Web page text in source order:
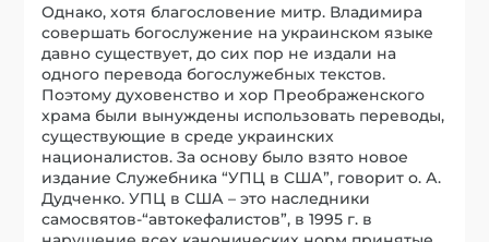
Однако, хотя благословение митр. Владимира
совершать богослужение на украинском языке
давно существует, до сих пор не издали на
одного перевода богослужебных текстов.
Поэтому духовенство и хор Преображенского
храма были вынуждены использовать переводы,
существующие в среде украинских
националистов. За основу было взято новое
издание Служебника “УПЦ в США”, говорит о. А.
Дудченко. УПЦ в США – это наследники
самосвятов-“автокефалистов”, в 1995 г. в